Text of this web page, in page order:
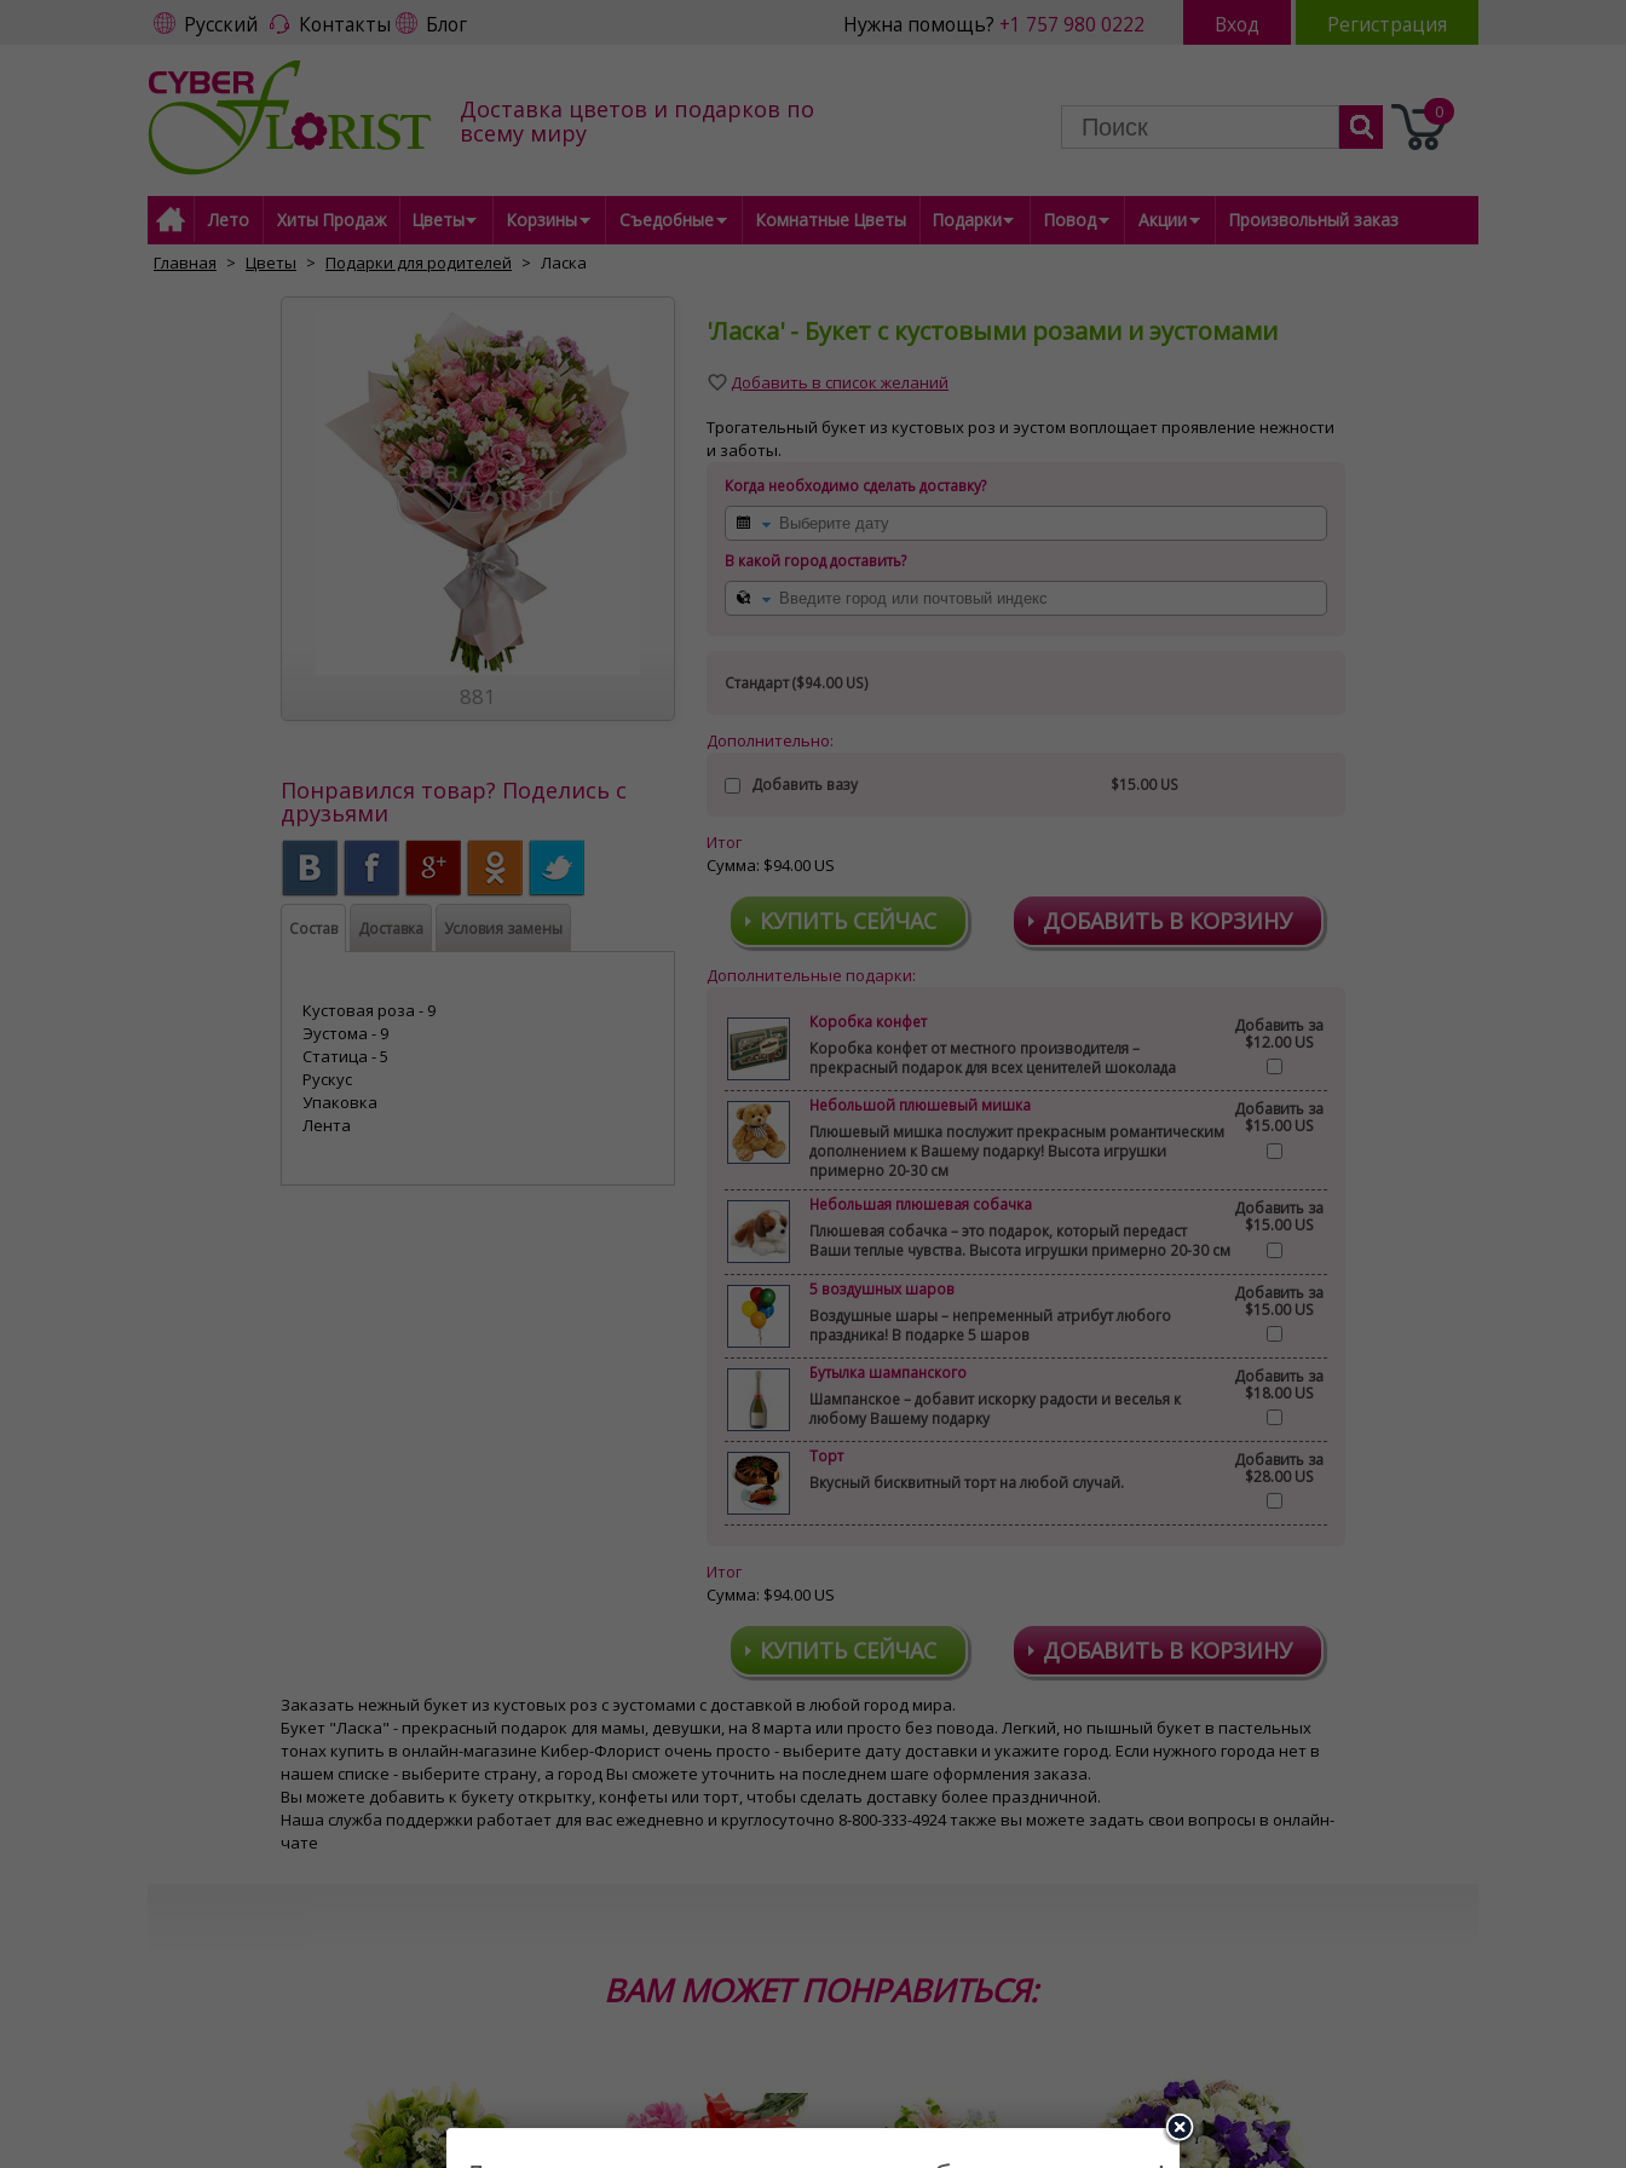
Русский Контакты Блог Нужна помощь? +1 757 980 0222 Вход Регистрация
Доставка цветов и подарков по
всему миру
0
Лето Хиты Продаж Цветы Корзины Съедобные Комнатные Цветы Подарки Повод Акции Произвольный заказ
Главная Цветы Подарки для родителей Ласка
881
Понравился товар? Поделись с
друзьями
Состав Доставка Условия замены
Кустовая роза - 9
Эустома - 9
Статица - 5
Рускус
Упаковка
Лента
'Ласка' - Букет с кустовыми розами и эустомами
Добавить в список желаний
Трогательный букет из кустовых роз и эустом воплощает проявление нежности
и заботы.
Когда необходимо сделать доставку?
В какой город доставить?
Стандарт ($94.00 US)
Дополнительно:
Добавить вазу $15.00 US
Итог
Сумма: $94.00 US
КУПИТЬ СЕЙЧАС ДОБАВИТЬ В КОРЗИНУ
Дополнительные подарки:
Добавить за
$12.00 US
Коробка конфет
Коробка конфет от местного производителя –
прекрасный подарок для всех ценителей шоколада
Добавить за
$15.00 US
Небольшой плюшевый мишка
Плюшевый мишка послужит прекрасным романтическим
дополнением к Вашему подарку! Высота игрушки
примерно 20-30 см
Добавить за
$15.00 US
Небольшая плюшевая собачка
Плюшевая собачка – это подарок, который передаст
Ваши теплые чувства. Высота игрушки примерно 20-30 см
Добавить за
$15.00 US
5 воздушных шаров
Воздушные шары – непременный атрибут любого
праздника! В подарке 5 шаров
Добавить за
$18.00 US
Бутылка шампанского
Шампанское – добавит искорку радости и веселья к
любому Вашему подарку
Добавить за
$28.00 US
Торт
Вкусный бисквитный торт на любой случай.
Итог
Сумма: $94.00 US
КУПИТЬ СЕЙЧАС ДОБАВИТЬ В КОРЗИНУ
Заказать нежный букет из кустовых роз с эустомами с доставкой в любой город мира.
Букет "Ласка" - прекрасный подарок для мамы, девушки, на 8 марта или просто без повода. Легкий, но пышный букет в пастельных
тонах купить в онлайн-магазине Кибер-Флорист очень просто - выберите дату доставки и укажите город. Если нужного города нет в
нашем списке - выберите страну, а город Вы сможете уточнить на последнем шаге оформления заказа.
Вы можете добавить к букету открытку, конфеты или торт, чтобы сделать доставку более праздничной.
Наша служба поддержки работает для вас ежедневно и круглосуточно 8-800-333-4924 также вы можете задать свои вопросы в онлайн-
чате
ВАМ МОЖЕТ ПОНРАВИТЬСЯ: